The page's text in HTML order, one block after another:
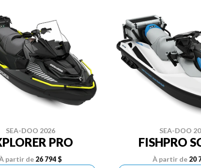
SEA-DOO 2026
PRO
partir de 26 794 $
SEA-DOO
FISHPRO
À partir de 20